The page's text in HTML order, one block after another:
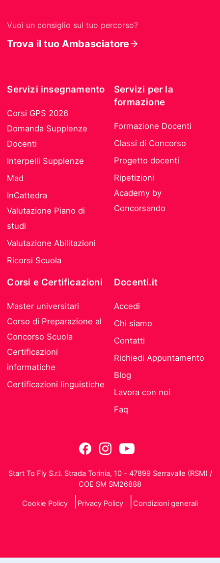
Vuoi un consiglio sul tuo percorso?
Trova il tuo Ambasciatore
Servizi insegnamento
Corsi GPS 2026
Domanda Supplenze
Docenti
Interpelli Supplenze
Mad
InCattedra
Valutazione Piano di
studi
Valutazione Abilitazioni
Ricorsi Scuola
Servizi per la
formazione
Formazione Docenti
Classi di Concorso
Progetto docenti
Ripetizioni
Academy by
Concorsando
Corsi e Certificazioni
Master universitari
Corso di Preparazione al
Concorso Scuola
Certificazioni
informatiche
Certificazioni linguistiche
Docenti.it
Accedi
Chi siamo
Contatti
Richiedi Appuntamento
Blog
Lavora con noi
Faq
Start To Fly S.r.l. Strada Torinia, 10 - 47899 Serravalle (RSM) /
COE SM SM26888
Cookie Policy Privacy Policy Condizioni generali